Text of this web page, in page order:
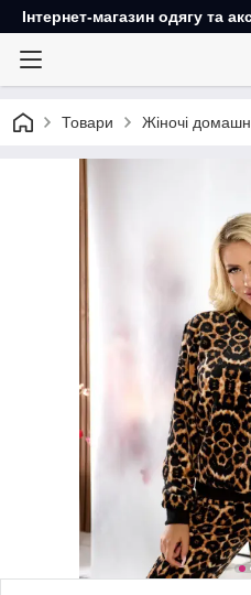
Інтернет-магазин одягу та
Товари Жіночі